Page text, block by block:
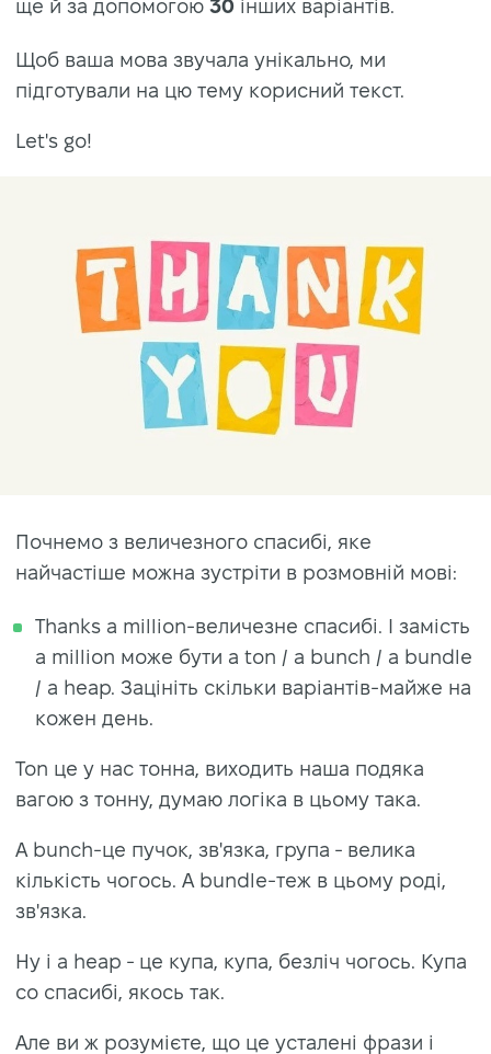
ще й за допомогою 30 інших варіантів.
Щоб ваша мова звучала унікально, ми
підготували на цю тему корисний текст.
Let's go!
Почнемо з величезного спасибі, яке
найчастіше можна зустріти в розмовній мові:
Thanks a million-величезне спасибі. І замість
a million може бути a ton / a bunch / a bundle
/ a heap. Зацініть скільки варіантів-майже на
кожен день.
Ton це у нас тонна, виходить наша подяка
вагою з тонну, думаю логіка в цьому така.
A bunch-це пучок, зв'язка, група - велика
кількість чогось. A bundle-теж в цьому роді,
зв'язка.
Ну і a heap - це купа, купа, безліч чогось. Купа
со спасибі, якось так.
Але ви ж розумієте, що це усталені фрази і